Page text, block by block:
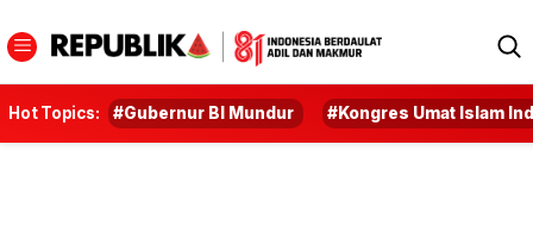
Hot Topics: #Gubernur BI Mundur #Kongres Umat Islam